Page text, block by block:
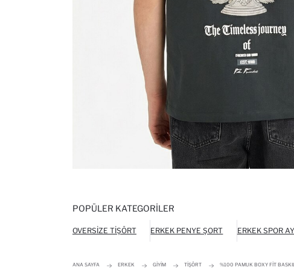
POPÜLER KATEGORILER
OVERSIZE TIŞÖRT ERKEK PENYE ŞORT ERKEK SPOR
ANA SAYFA ERKEK GIYIM TIŞÖRT %100 PAMUK BOXY FIT